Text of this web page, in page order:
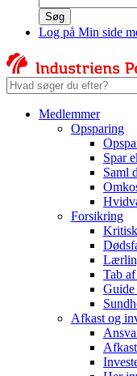
Søg
Log på Min side
Søgeord
Medlemmer
Opsparing
Spar
Saml
Forsikring
Tab
Guide
Afkast og
Afkast